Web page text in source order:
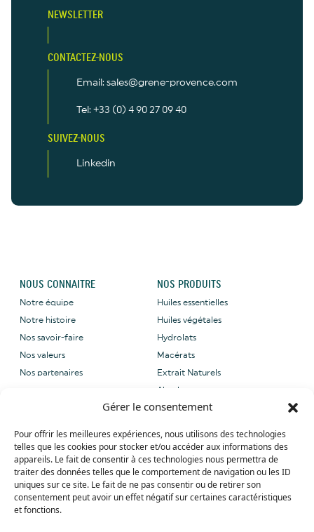
Gérer le consentement
Pour offrir les meilleures expériences, nous utilisons des technologies
telles que les cookies pour stocker et/ou accéder aux informations des
appareils. Le fait de consentir à ces technologies nous permettra de
traiter des données telles que le comportement de navigation ou les ID
uniques sur ce site. Le fait de ne pas consentir ou de retirer son
consentement peut avoir un effet négatif sur certaines caractéristiques
et fonctions.
NEWSLETTER
CONTACTEZ-NOUS
Email: sales@grene-provence.com
Tel: +33 (0) 4 90 27 09 40
SUIVEZ-NOUS
Linkedin
NOUS CONNAITRE
Notre équipe
Notre histoire
Nos savoir-faire
Nos valeurs
Nos partenaires
NOS PRODUITS
Huiles essentielles
Huiles végétales
Hydrolats
Macérats
Extrait Naturels
Absolues
provence.com
Tel: +33 (0) 4 90 27 09 40
Whatsapp: +33 (0) 4 90 27 09 40